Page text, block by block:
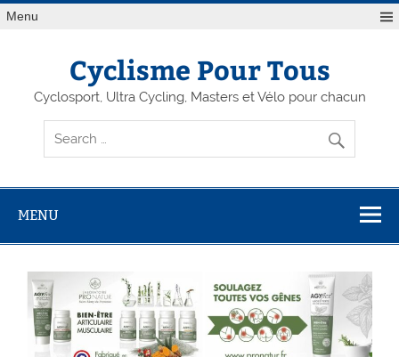
Menu
Cyclisme Pour Tous
Cyclosport, Ultra Cycling, Masters et Vélo pour chacun
MENU